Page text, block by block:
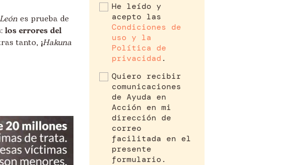
es prueba de
los errores del
tanto, ¡Hakuna
He leído y
acepto las
Condiciones de
uso y la
Política de
privacidad.
Quiero recibir
comunicaciones
de Ayuda en
Acción en mi
dirección de
correo
facilitada en el
presente
formulario.